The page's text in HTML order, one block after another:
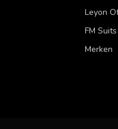
Leyon
FM Suits
Merken